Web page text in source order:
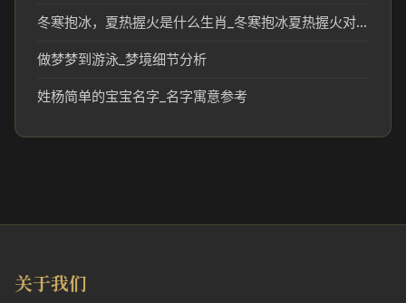
冬寒抱冰，夏热握火是什么生肖_冬寒抱冰夏热握火对应生肖文化解读
做梦梦到游泳_梦境细节分析
姓杨简单的宝宝名字_名字寓意参考
关于我们